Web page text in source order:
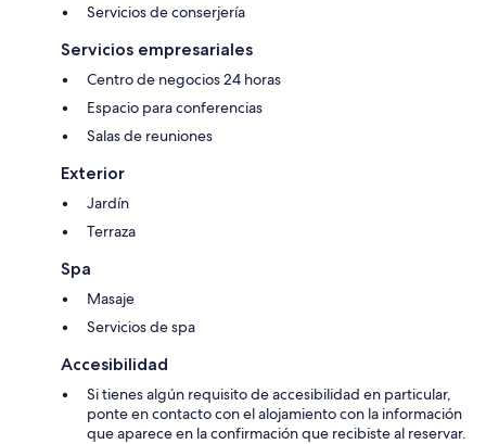
Servicios de conserjería
Servicios empresariales
Centro de negocios 24 horas
Espacio para conferencias
Salas de reuniones
Exterior
Jardín
Terraza
Spa
Masaje
Servicios de spa
Accesibilidad
Si tienes algún requisito de accesibilidad en particular,
ponte en contacto con el alojamiento con la información
que aparece en la confirmación que recibiste al reservar.